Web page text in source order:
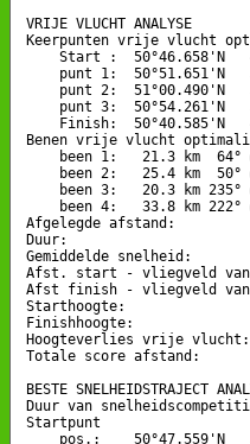
VRIJE VLUCHT ANALYSE
Keerpunten vrije vlucht
Start :  50°46.658'N
punt 1:  50°51.651'N
punt 2:  51°00.490'N
punt 3:  50°54.261'N
Finish:  50°40.585'N
Benen vrije vlucht
been 1:   21.3 km  64°
been 2:   25.4 km  50°
been 3:   20.3 km 235°
been 4:   33.8 km 222°
Afgelegde afstand:
Duur:
Gemiddelde snelheid:
Afst. start - vliegveld
Afst finish - vliegveld van
Starthoogte:
Finishhoogte:
Hoogteverlies vrije
Totale score afstand:
BESTE SNELHEIDSTRAJECT
Duur van
Startpunt
pos.:    50°47.559'N